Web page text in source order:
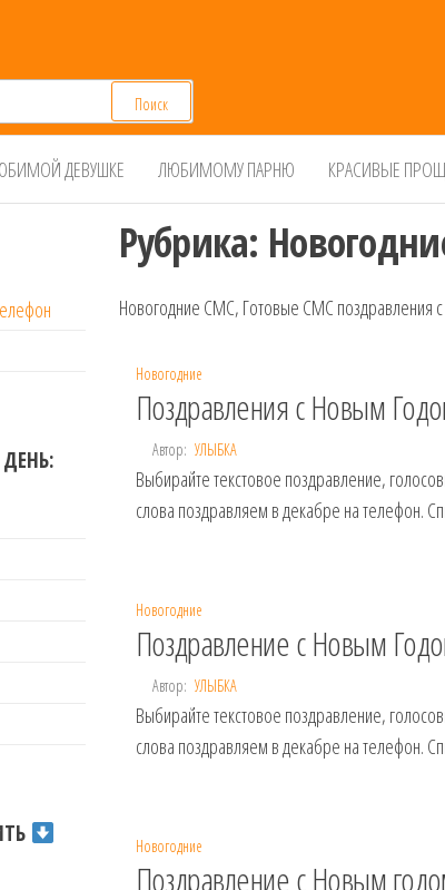
ДЕВУШКЕ ЛЮБИМОМУ ПАРНЮ КРАСИВЫЕ
Рубрика:
Новогодние СМС, Готовые СМС поздравления с
Новогодние
Поздравления с Новым
Автор: УЛЫБКА
Выбирайте текстовое поздравление,
слова поздравляем в декабре на телефон.
Новогодние
Поздравление с Новым
Автор: УЛЫБКА
Выбирайте текстовое поздравление,
слова поздравляем в декабре на телефон.
Новогодние
Поздравление с Новым